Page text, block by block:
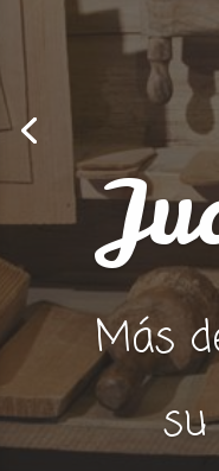
Más
su